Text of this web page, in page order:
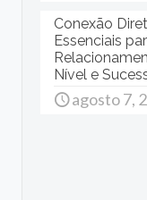
Conexão
Essenciais
Nível e
agosto 7,